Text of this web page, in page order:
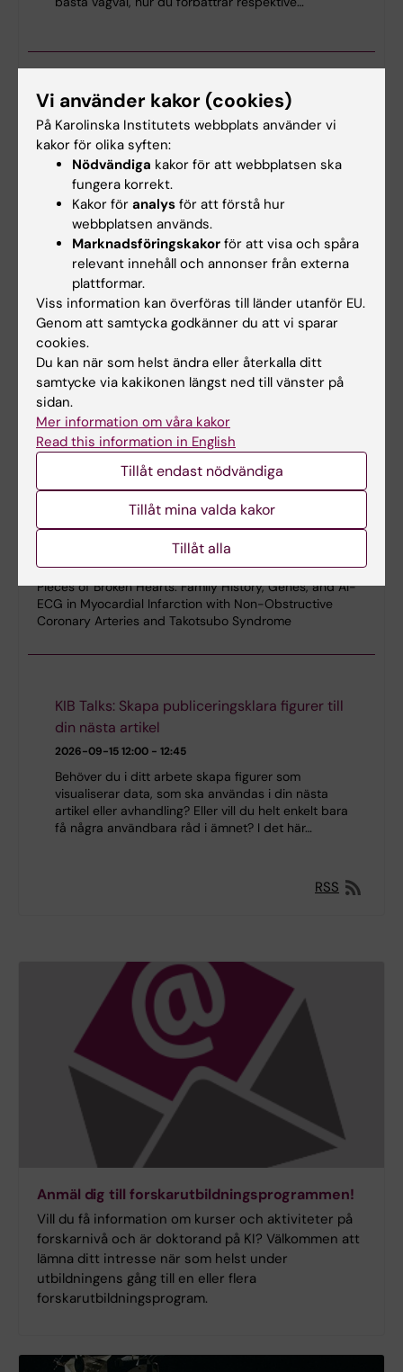
KIB Talks: iThenticate – en programvara för
att upptäcka plagiering
2026-09-09 12:00 - 13:00
Vi visar hur iThenticate fungerar, hur du laddar
upp ett dokument samt ger tips om vad du bör
tänka på när du tolkar resultaten i rapporten. KIB
Talks ges på engelska men vi pratar också
svenska.
Disputation: Felicia Håkansson
2026-09-11
Pieces of Broken Hearts: Family History, Genes, and AI-
ECG in Myocardial Infarction with Non-Obstructive
Coronary Arteries and Takotsubo Syndrome
KIB Talks: Skapa publiceringsklara figurer till
din nästa artikel
2026-09-1512:00 - 12:45
Behöver du i ditt arbete skapa figurer som
visualiserar data, som ska användas i din nästa
artikel eller avhandling? Eller vill du helt enkelt bara
få några användbara råd i ämnet? I det här…
RSS
Anmäl dig till forskarutbildningsprogrammen!
Vill du få information om kurser och aktiviteter på
forskarnivå och är doktorand på KI? Välkommen att
lämna ditt intresse när som helst under
utbildningens gång till en eller flera
forskarutbildningsprogram.
Vi använder kakor (cookies)
På Karolinska Institutets webbplats använder vi
kakor för olika syften:
Nödvändiga kakor för att webbplatsen ska
fungera korrekt.
Kakor för analys för att förstå hur
webbplatsen används.
Marknadsföringskakor för att visa och spåra
relevant innehåll och annonser från externa
plattformar.
Viss information kan överföras till länder utanför EU.
Genom att samtycka godkänner du att vi sparar
cookies.
Du kan när som helst ändra eller återkalla ditt
samtycke via kakikonen längst ned till vänster på
sidan.
Mer information om våra kakor
Read this information in English
Tillåt endast nödvändiga
Tillåt mina valda kakor
Tillåt alla